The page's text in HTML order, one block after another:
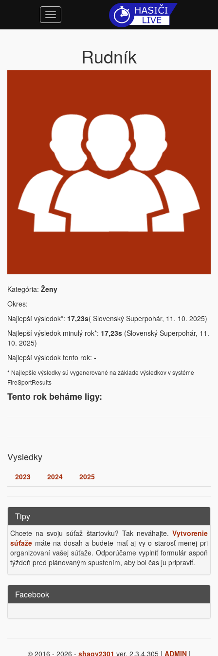
Rudník
Kategória: Ženy
Okres:
Najlepší výsledok*: 17,23s( Slovenský Superpohár, 11. 10. 2025)
Najlepší výsledok minulý rok*: 17,23s (Slovenský Superpohár, 11.
10. 2025)
Najlepší výsledok tento rok: -
* Najlepšie výsledky sú vygenerované na základe výsledkov v systéme
FireSportResults
Tento rok beháme ligy:
Vysledky
2023 2024 2025
Tipy
Chcete na svoju súťaž štartovku? Tak neváhajte. Vytvorenie
súťaže máte na dosah a budete mať aj vy o starosť menej pri
organizovaní vašej súťaže. Odporúčame vyplniť formulár aspoň
týždeň pred plánovaným spustením, aby bol čas ju pripraviť.
Facebook
© 2016 - 2026 - shagy2301 ver. 2.3.4.305 | ADMIN|